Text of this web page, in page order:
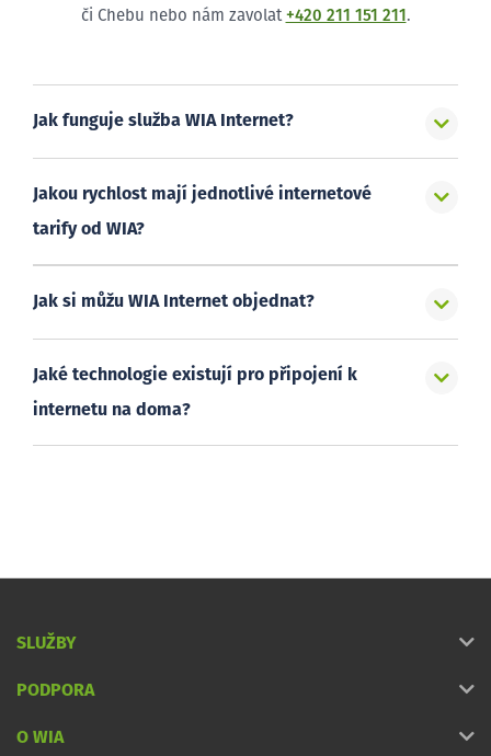
či Chebu nebo nám zavolat +420 211 151 211 .
Jak funguje služba WIA Internet?
Jakou rychlost mají jednotlivé internetové
tarify od WIA?
Jak si můžu WIA Internet objednat?
Jaké technologie existují pro připojení k
internetu na doma?
SLUŽBY
PODPORA
O WIA